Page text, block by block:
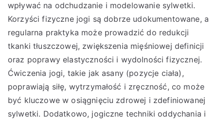
wpływać na odchudzanie i modelowanie sylwetki.
Korzyści fizyczne jogi są dobrze udokumentowane, a
regularna praktyka może prowadzić do redukcji
tkanki tłuszczowej, zwiększenia mięśniowej definicji
oraz poprawy elastyczności i wydolności fizycznej.
Ćwiczenia jogi, takie jak asany (pozycje ciała),
poprawiają siłę, wytrzymałość i zręczność, co może
być kluczowe w osiągnięciu zdrowej i zdefiniowanej
sylwetki. Dodatkowo, jogiczne techniki oddychania i